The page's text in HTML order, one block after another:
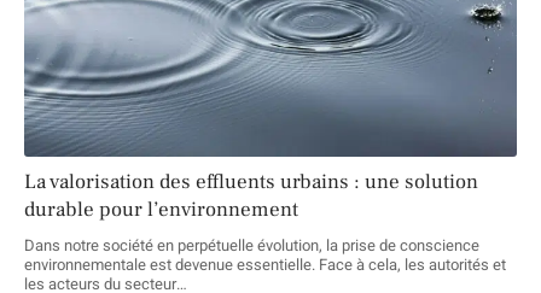
La valorisation des effluents urbains : une solution
durable pour l’environnement
Dans notre société en perpétuelle évolution, la prise de conscience
environnementale est devenue essentielle. Face à cela, les autorités et
les acteurs du secteur…